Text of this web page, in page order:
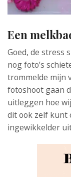
Een
Goed, de stress
nog foto’s
trommelde mijn
fotoshoot gaan
uitleggen hoe
dit ook zelf kunt
ingewikkelder